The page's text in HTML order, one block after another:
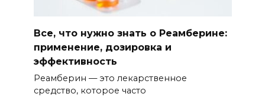
Все, что нужно знать о Реамберине:
применение, дозировка и
эффективность
Реамберин — это лекарственное
средство, которое часто